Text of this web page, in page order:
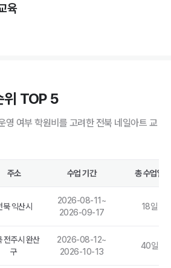
육
위 TOP 5
영 여부 학원비를 고려한 전북 네일아트 교
주소 수업 기간 총 수업일
북 익산시
2026-08-11 ~
2026-09-17
18일
전주시 완산
구
2026-08-12~
2026-10-13
40일